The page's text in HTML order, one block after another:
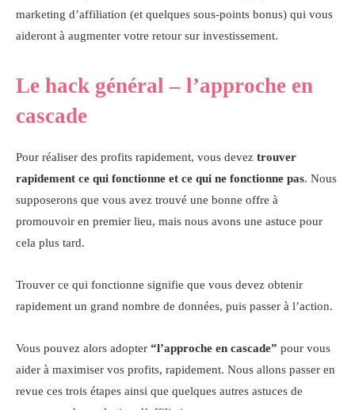
marketing d’affiliation (et quelques sous-points bonus) qui vous
aideront à augmenter votre retour sur investissement.
Le hack général – l’approche en
cascade
Pour réaliser des profits rapidement, vous devez trouver
rapidement ce qui fonctionne et ce qui ne fonctionne pas. Nous
supposerons que vous avez trouvé une bonne offre à
promouvoir en premier lieu, mais nous avons une astuce pour
cela plus tard.
Trouver ce qui fonctionne signifie que vous devez obtenir
rapidement un grand nombre de données, puis passer à l’action.
Vous pouvez alors adopter “l’approche en cascade” pour vous
aider à maximiser vos profits, rapidement. Nous allons passer en
revue ces trois étapes ainsi que quelques autres astuces de